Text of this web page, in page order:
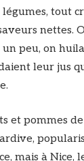
légumes, tout
nettes.
un peu, on
leur jus
et pommes de
mais à Nice,